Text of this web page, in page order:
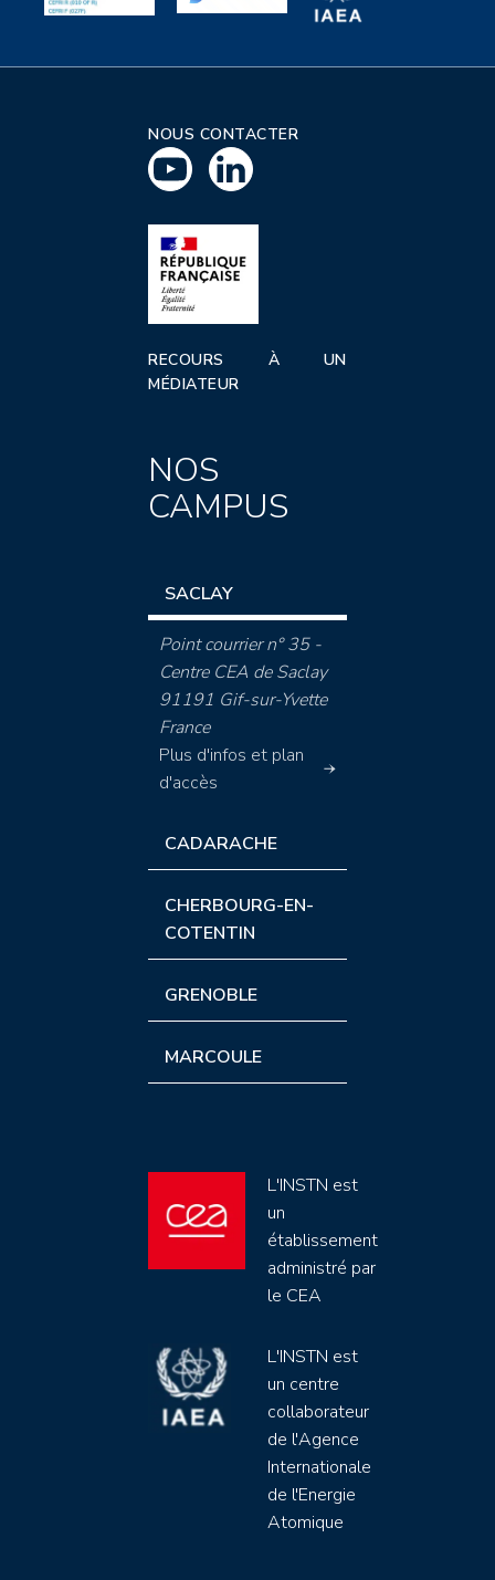
NOUS CONTACTER
RECOURS À UN
MÉDIATEUR
NOS
CAMPUS
SACLAY
Point courrier n° 35 -
Centre CEA de Saclay
91191 Gif-sur-Yvette
France
Plus d'infos et plan
d'accès
CADARACHE
CHERBOURG-EN-
COTENTIN
GRENOBLE
MARCOULE
L'INSTN est
un
établissement
administré par
le CEA
L'INSTN est
un centre
collaborateur
de l'Agence
Internationale
de l'Energie
Atomique